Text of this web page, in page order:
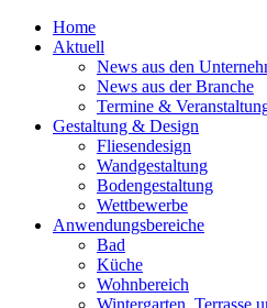
Home
Aktuell
News aus den
News aus der Branche
Termine &
Gestaltung & Design
Fliesendesign
Wandgestaltung
Bodengestaltung
Wettbewerbe
Anwendungsbereiche
Bad
Küche
Wohnbereich
Wintergarten, Terrasse